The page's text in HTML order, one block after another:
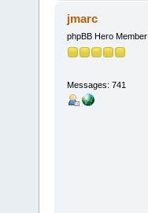
jmarc
phpBB Hero Member
Messages: 741